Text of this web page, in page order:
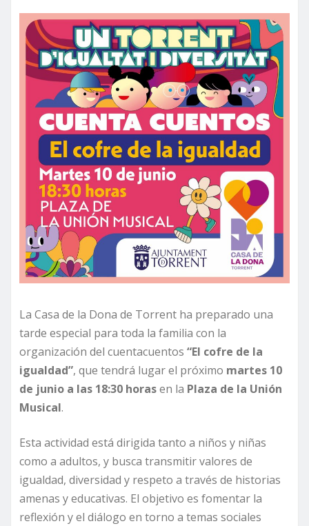
La Casa de la Dona de Torrent ha preparado una
tarde especial para toda la familia con la
organización del cuentacuentos “El cofre de la
igualdad”, que tendrá lugar el próximo martes 10
de junio a las 18:30 horasen la Plaza de la Unión
Musical.
Esta actividad está dirigida tanto a niños y niñas
como a adultos, y busca transmitir valores de
igualdad, diversidad y respeto a través de historias
amenas y educativas. El objetivo es fomentar la
reflexión y el diálogo en torno a temas sociales